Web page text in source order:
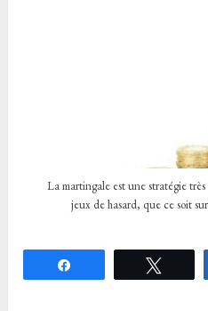
La martingale est une stratégie
jeux de hasard, que ce soit